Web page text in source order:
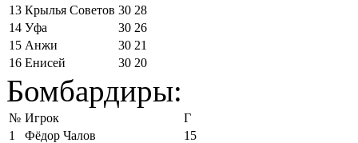
13 Крылья Советов 30 28
14 Уфа 30 26
15 Анжи 30 21
16 Енисей 30 20
Бомбардиры:
№ Игрок
Г
1
Фёдор Чалов
15